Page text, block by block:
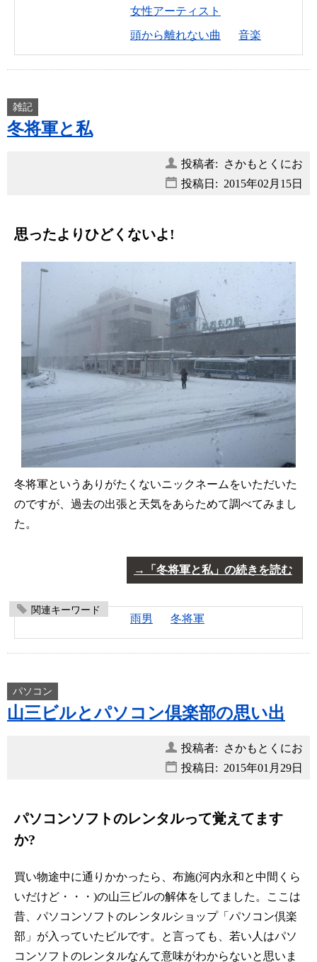
女性アーティスト
頭から離れない曲
音楽
雑記
冬将軍と私
投稿者: さかもとくにお
投稿日: 2015年02月15日
思ったよりひどくないよ!
冬将軍というありがたくないニックネームをいただいた
のですが、過去の出張と天気をあらためて調べてみまし
た。
「冬将軍と私」の続きを読む
関連キーワード
雨男 冬将軍
パソコン
山三ビルとパソコン倶楽部の思い出
投稿者: さかもとくにお
投稿日: 2015年01月29日
パソコンソフトのレンタルって覚えてます
か?
買い物途中に通りかかったら、布施(河内永和と中間くら
いだけど・・・)の山三ビルの解体をしてました。ここは
昔、パソコンソフトのレンタルショップ「パソコン倶楽
部」が入っていたビルです。と言っても、若い人はパソ
コンソフトのレンタルなんて意味がわからないと思いま